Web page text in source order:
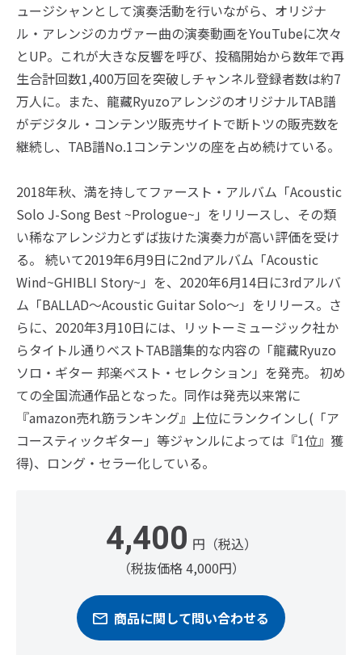
ュージシャンとして演奏活動を行いながら、オリジナ
ル・アレンジのカヴァー曲の演奏動画をYouTubeに次々
とUP。これが大きな反響を呼び、投稿開始から数年で再
生合計回数1,400万回を突破しチャンネル登録者数は約7
万人に。また、龍藏RyuzoアレンジのオリジナルTAB譜
がデジタル・コンテンツ販売サイトで断トツの販売数を
継続し、TAB譜No.1コンテンツの座を占め続けている。
2018年秋、満を持してファースト・アルバム「Acoustic
Solo J-Song Best ~Prologue~」をリリースし、その類
い稀なアレンジ力とずば抜けた演奏力が高い評価を受け
る。 続いて2019年6月9日に2ndアルバム「Acoustic
Wind~GHIBLI Story~」を、2020年6月14日に3rdアルバ
ム「BALLAD～Acoustic Guitar Solo～」をリリース。さ
らに、2020年3月10日には、リットーミュージック社か
らタイトル通りベストTAB譜集的な内容の「龍藏Ryuzo
ソロ・ギター 邦楽ベスト・セレクション」を発売。 初め
ての全国流通作品となった。同作は発売以来常に
『amazon売れ筋ランキング』上位にランクインし(「ア
コースティックギター」等ジャンルによっては『1位』獲
得)、ロング・セラー化している。
4,400 円（税込）
（税抜価格 4,000円）
商品に関して問い合わせる